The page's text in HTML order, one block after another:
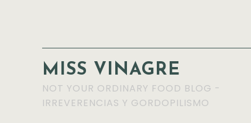
MISS VINAGRE
NOT YOUR ORDINARY FOOD BLOG -
IRREVERENCIAS Y GORDOPILISMO